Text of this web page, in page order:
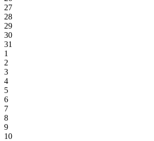
27
28
29
30
31
1
2
3
4
5
6
7
8
9
10